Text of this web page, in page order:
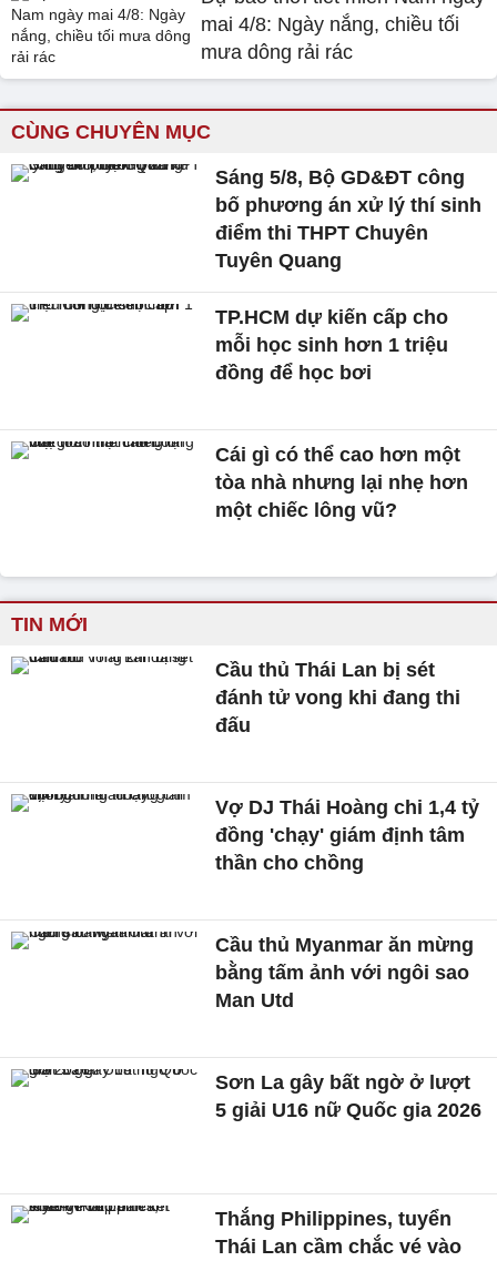
mai 4/8: Ngày nắng, chiều tối
mưa dông rải rác
CÙNG CHUYÊN MỤC
Sáng 5/8, Bộ GD&ĐT công
bố phương án xử lý thí sinh
điểm thi THPT Chuyên
Tuyên Quang
TP.HCM dự kiến cấp cho
mỗi học sinh hơn 1 triệu
đồng để học bơi
Cái gì có thể cao hơn một
tòa nhà nhưng lại nhẹ hơn
một chiếc lông vũ?
TIN MỚI
Cầu thủ Thái Lan bị sét
đánh tử vong khi đang thi
đấu
Vợ DJ Thái Hoàng chi 1,4 tỷ
đồng 'chạy' giám định tâm
thần cho chồng
Cầu thủ Myanmar ăn mừng
bằng tấm ảnh với ngôi sao
Man Utd
Sơn La gây bất ngờ ở lượt
5 giải U16 nữ Quốc gia 2026
Thắng Philippines, tuyển
Thái Lan cầm chắc vé vào